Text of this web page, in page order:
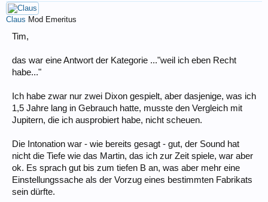
Claus Mod Emeritus
Tim,
das war eine Antwort der Kategorie ..."weil ich eben Recht
habe..."
Ich habe zwar nur zwei Dixon gespielt, aber dasjenige, was ich
1,5 Jahre lang in Gebrauch hatte, musste den Vergleich mit
Jupitern, die ich ausprobiert habe, nicht scheuen.
Die Intonation war - wie bereits gesagt - gut, der Sound hat
nicht die Tiefe wie das Martin, das ich zur Zeit spiele, war aber
ok. Es sprach gut bis zum tiefen B an, was aber mehr eine
Einstellungssache als der Vorzug eines bestimmten Fabrikats
sein dürfte.